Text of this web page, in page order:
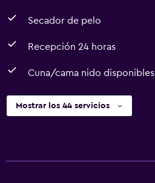
Secador de pelo
Recepción 24 horas
Cuna/cama nido disponibles
Mostrar los 44 servicios